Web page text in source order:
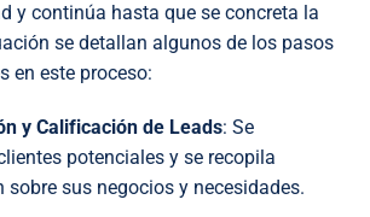
y continúa hasta que se concreta la
se detallan algunos de los pasos
en este proceso:
y Calificación de Leads: Se
potenciales y se recopila
sobre sus negocios y necesidades.